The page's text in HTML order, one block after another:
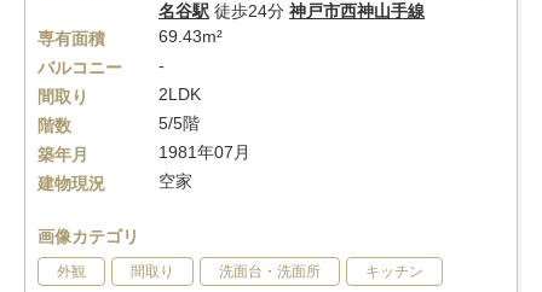
名谷駅 徒歩24分 神戸市西神山手線
専有面積
69.43m²
バルコニー
-
間取り
2LDK
階数
5/5階
築年月
1981年07月
建物現況
空家
画像カテゴリ
外観 間取り 洗面台・洗面所 キッチン